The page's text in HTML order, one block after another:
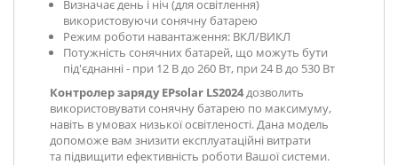
Визначає день і ніч (для освітлення)
використовуючи сонячну батарею
Режим роботи навантаження: ВКЛ/ВИКЛ
Потужність сонячних батарей, що можуть бути
під'єднанні - при 12 В до 260 Вт, при 24 В до 530 Вт
Контролер заряду EPsolar LS2024дозволить
використовувати сонячну батарею по максимуму,
навіть в умовах низької освітленості. Дана модель
допоможе вам знизити експлуатаційні витрати
та підвищити ефективність роботи Вашої системи.